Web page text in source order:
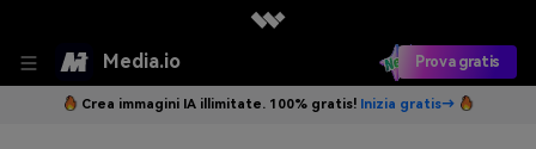
Media.io Prova gratis
Crea immagini IA illimitate. 100% gratis! Inizia gratis→